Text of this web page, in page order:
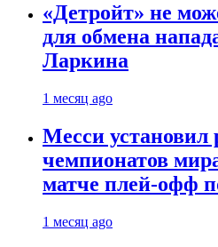
«Детройт» не
для обмена
Ларкина
1 месяц ago
Месси установил
чемпионатов
матче плей‑офф
1 месяц ago